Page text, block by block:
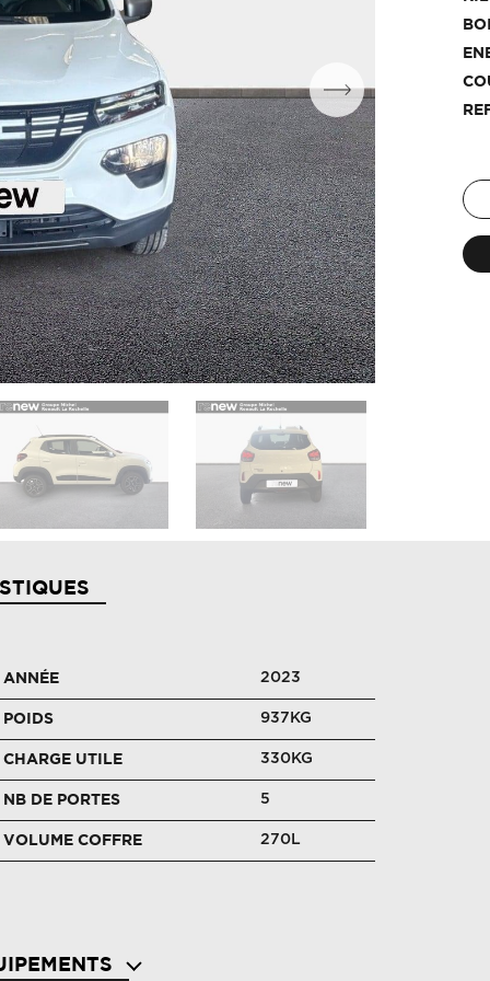
ANNÉE 2023
POIDS 937KG
CHARGE UTILE 330KG
NB DE PORTES 5
VOLUME COFFRE 270L